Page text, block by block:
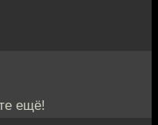
ещё!